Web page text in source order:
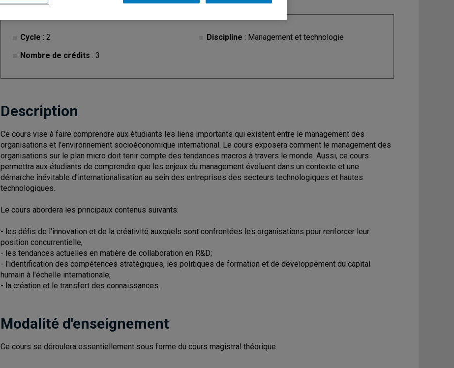
Cycle : 2
Nombre de crédits : 3
Discipline : Management et technologie
Description
Ce cours vise à faire comprendre aux étudiants les liens importants qui existent entre le management des
organisations et l'environnement socioéconomique international. Le cours exposera comment le management des
organisations sur le plan micro doit tenir compte des tendances macros à travers le monde. Aussi, ce cours
permettra aux étudiants de comprendre que les enjeux du management évoluent dans un contexte et une
démarche inévitable d'internationalisation au sein des entreprises des secteurs technologiques et hautes
technologiques.
Le cours abordera les principaux contenus suivants:
- les défis de l'innovation et de la créativité auxquels sont confrontées les organisations pour renforcer leur
position concurrentielle;
- les tendances actuelles en matière de collaboration en R&D;
- l'identification des compétences stratégiques, les politiques de formation et de développement du capital
humain à l'échelle internationale;
- la création et le transfert des connaissances.
Modalité d'enseignement
Ce cours se déroulera essentiellement sous forme du cours magistral théorique.